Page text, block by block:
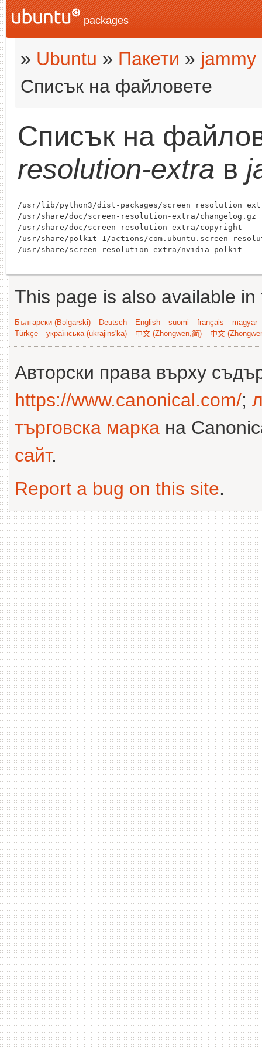
packages
» Ubuntu » Пакети » jammy
Списък на файловете
Списък на
resolution-extra в
/usr/lib/python3/dist-packages/
/usr/share/doc/screen-resolution-extra/changelog.gz
/usr/share/doc/screen-resolution-extra/copyright
/usr/share/polkit-1/actions/com.ubuntu.screen-
This page is also available
Български (Bəlgarski) Deutsch English suomi français
magyar
Türkçe
українська (ukrajins'ka) 中文 (Zhongwen,简) 中文
Авторски права върху
https://www.canonical.com/;
търговска марка на
сайт.
Report a bug on this site.